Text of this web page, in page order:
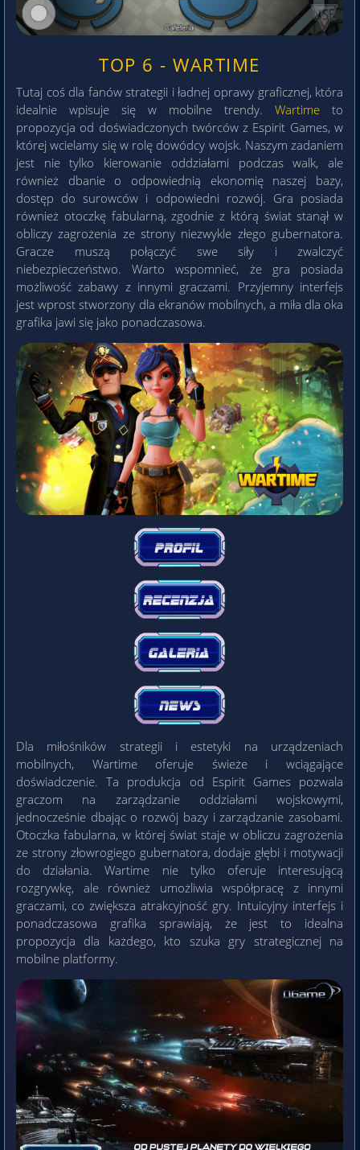
TOP 6 - WARTIME
Tutaj coś dla fanów strategii i ładnej oprawy graficznej, która
idealnie wpisuje się w mobilne trendy.Wartime to
propozycja od doświadczonych twórców z Espirit Games, w
której wcielamy się w rolę dowódcy wojsk. Naszym zadaniem
jest nie tylko kierowanie oddziałami podczas walk, ale
również dbanie o odpowiednią ekonomię naszej bazy,
dostęp do surowców i odpowiedni rozwój. Gra posiada
również otoczkę fabularną, zgodnie z którą świat stanął w
obliczy zagrożenia ze strony niezwykle złego gubernatora.
Gracze muszą połączyć swe siły i zwalczyć
niebezpieczeństwo. Warto wspomnieć, że gra posiada
możliwość zabawy z innymi graczami. Przyjemny interfejs
jest wprost stworzony dla ekranów mobilnych, a miła dla oka
grafika jawi się jako ponadczasowa.
Dla miłośników strategii i estetyki na urządzeniach
mobilnych, Wartime oferuje świeże i wciągające
doświadczenie. Ta produkcja od Espirit Games pozwala
graczom na zarządzanie oddziałami wojskowymi,
jednocześnie dbając o rozwój bazy i zarządzanie zasobami.
Otoczka fabularna, w której świat staje w obliczu zagrożenia
ze strony złowrogiego gubernatora, dodaje głębi i motywacji
do działania. Wartime nie tylko oferuje interesującą
rozgrywkę, ale również umożliwia współpracę z innymi
graczami, co zwiększa atrakcyjność gry. Intuicyjny interfejs i
ponadczasowa grafika sprawiają, że jest to idealna
propozycja dla każdego, kto szuka gry strategicznej na
mobilne platformy.